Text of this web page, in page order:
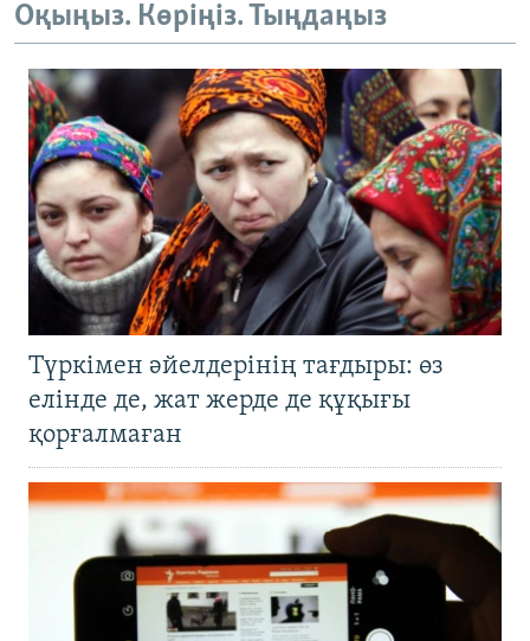
Оқыңыз. Көріңіз. Тыңдаңыз
Түркімен әйелдерінің тағдыры: өз
елінде де, жат жерде де құқығы
қорғалмаған